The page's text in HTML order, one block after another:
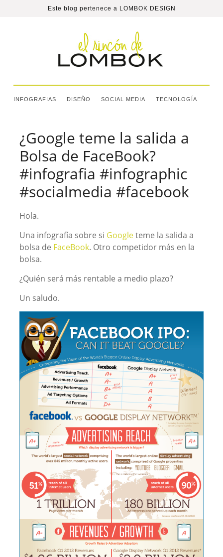
Este blog pertenece a LOMBOK DESIGN
INFOGRAFIAS DISEÑO SOCIAL MEDIA TECNOLOGÍA
¿Google teme la salida a
Bolsa de FaceBook?
#infografia #infographic
#socialmedia #facebook
Hola.
Una infografía sobre si Googleteme la salida a
bolsa de FaceBook. Otro competidor más en la
bolsa.
¿Quién será más rentable a medio plazo?
Un saludo.